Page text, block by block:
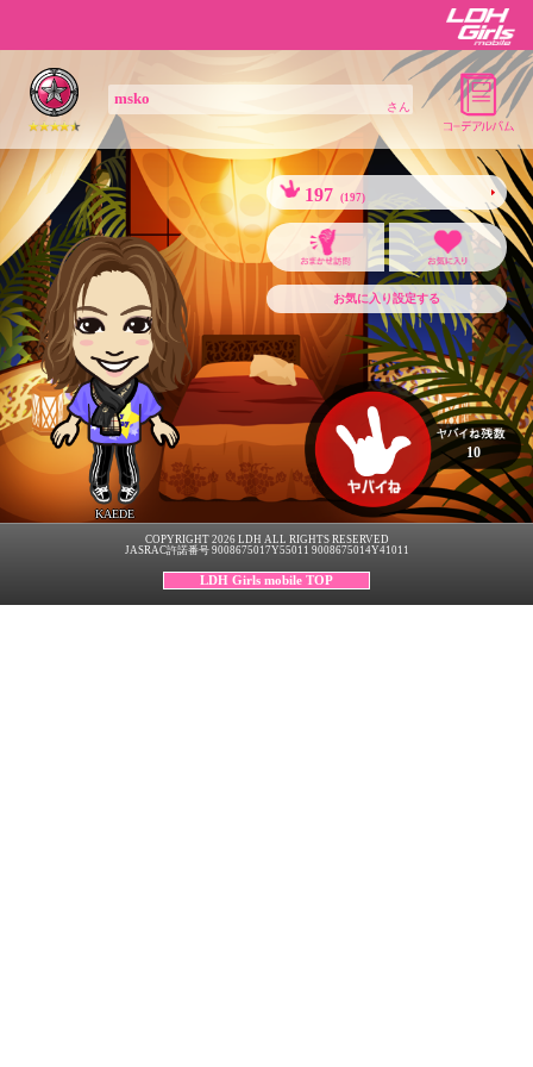
msko さん
KAEDE
197 (197)
お気に入り設定する
10
COPYRIGHT 2026 LDH ALL RIGHTS RESERVED
JASRAC許諾番号 9008675017Y55011 9008675014Y41011
LDH Girls mobile TOP